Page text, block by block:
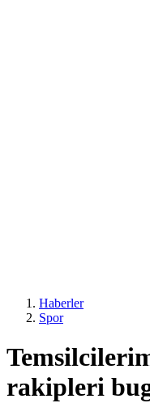
Haberler
Spor
rakipleri